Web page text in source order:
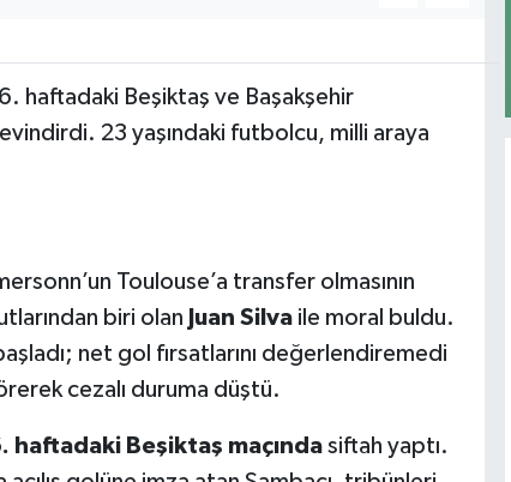
haftadaki Beşiktaş ve Başakşehir
23 yaşındaki futbolcu, milli araya
Toulouse’a transfer olmasının
biri olan Juan Silvaile moral buldu.
net gol fırsatlarını değerlendiremedi
cezalı duruma düştü.
haftadaki Beşiktaş maçındasiftah yaptı.